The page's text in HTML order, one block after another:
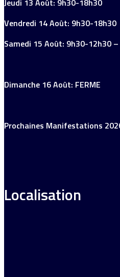
Jeudi 13 Août: 9h30-18h30
Vendredi 14 Août: 9h30-18h30
Samedi 15 Août: 9h30-12h30
Dimanche 16 Août: FERME
Prochaines Manifestations
Localisation